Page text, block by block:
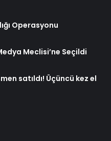
Operasyonu
Meclisi’ne Seçildi
satıldı! Üçüncü kez el